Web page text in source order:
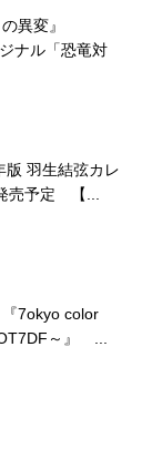
異変』
ナル「恐竜対
版 羽生結弦カレ
売予定 【...
7okyo color
～』 ...